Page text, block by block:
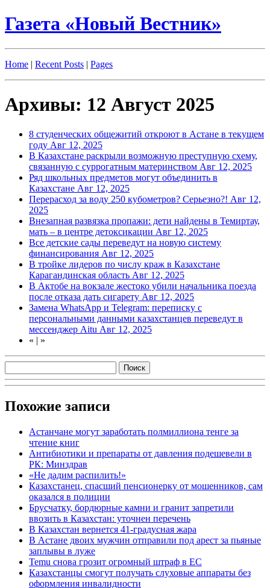
Газета «Новый Вестник»
Home | Recent Posts | Pages
Архивы: 12 Август 2025
8 студенческих общежитий откроют в Астане в текущем
году Авг 12, 2025
В Казахстане раскрыли возможную преступную схему,
связанную с суррогатным материнством Авг 12, 2025
Ряд школьных предметов могут объединить в
Казахстане Авг 12, 2025
Перерасход за воду 250 кубометров? Серьезно?! Авг 12,
2025
Внезапная развязка пропажи: дети найдены в Темиртау,
мать – в центре детоксикации Авг 12, 2025
Все детские сады переведут на новую систему
финансирования Авг 12, 2025
В тройке лидеров по числу краж в Казахстане
Карагандинская область Авг 12, 2025
В Актобе на вокзале жестоко убили начальника поезда
после отказа дать сигарету Авг 12, 2025
Замена WhatsApp и Telegram: переписку с
персональными данными казахстанцев переведут в
мессенджер Aitu Авг 12, 2025
« | »
Похожие записи
Астанчане могут заработать полмиллиона тенге за
чтение книг
Антибиотики и препараты от давления подешевели в
РК: Минздрав
«Не дадим распилить!»
Казахстанец, спасший пенсионерку от мошенников, сам
оказался в полиции
Брусчатку, бордюрные камни и гранит запретили
ввозить в Казахстан: уточнен перечень
В Казахстан вернется 41-градусная жара
В Астане двоих мужчин отправили под арест за пьяные
заплывы в луже
Temu снова грозит огромный штраф в ЕС
Казахстанцы смогут получать слуховые аппараты без
оформления инвалидности